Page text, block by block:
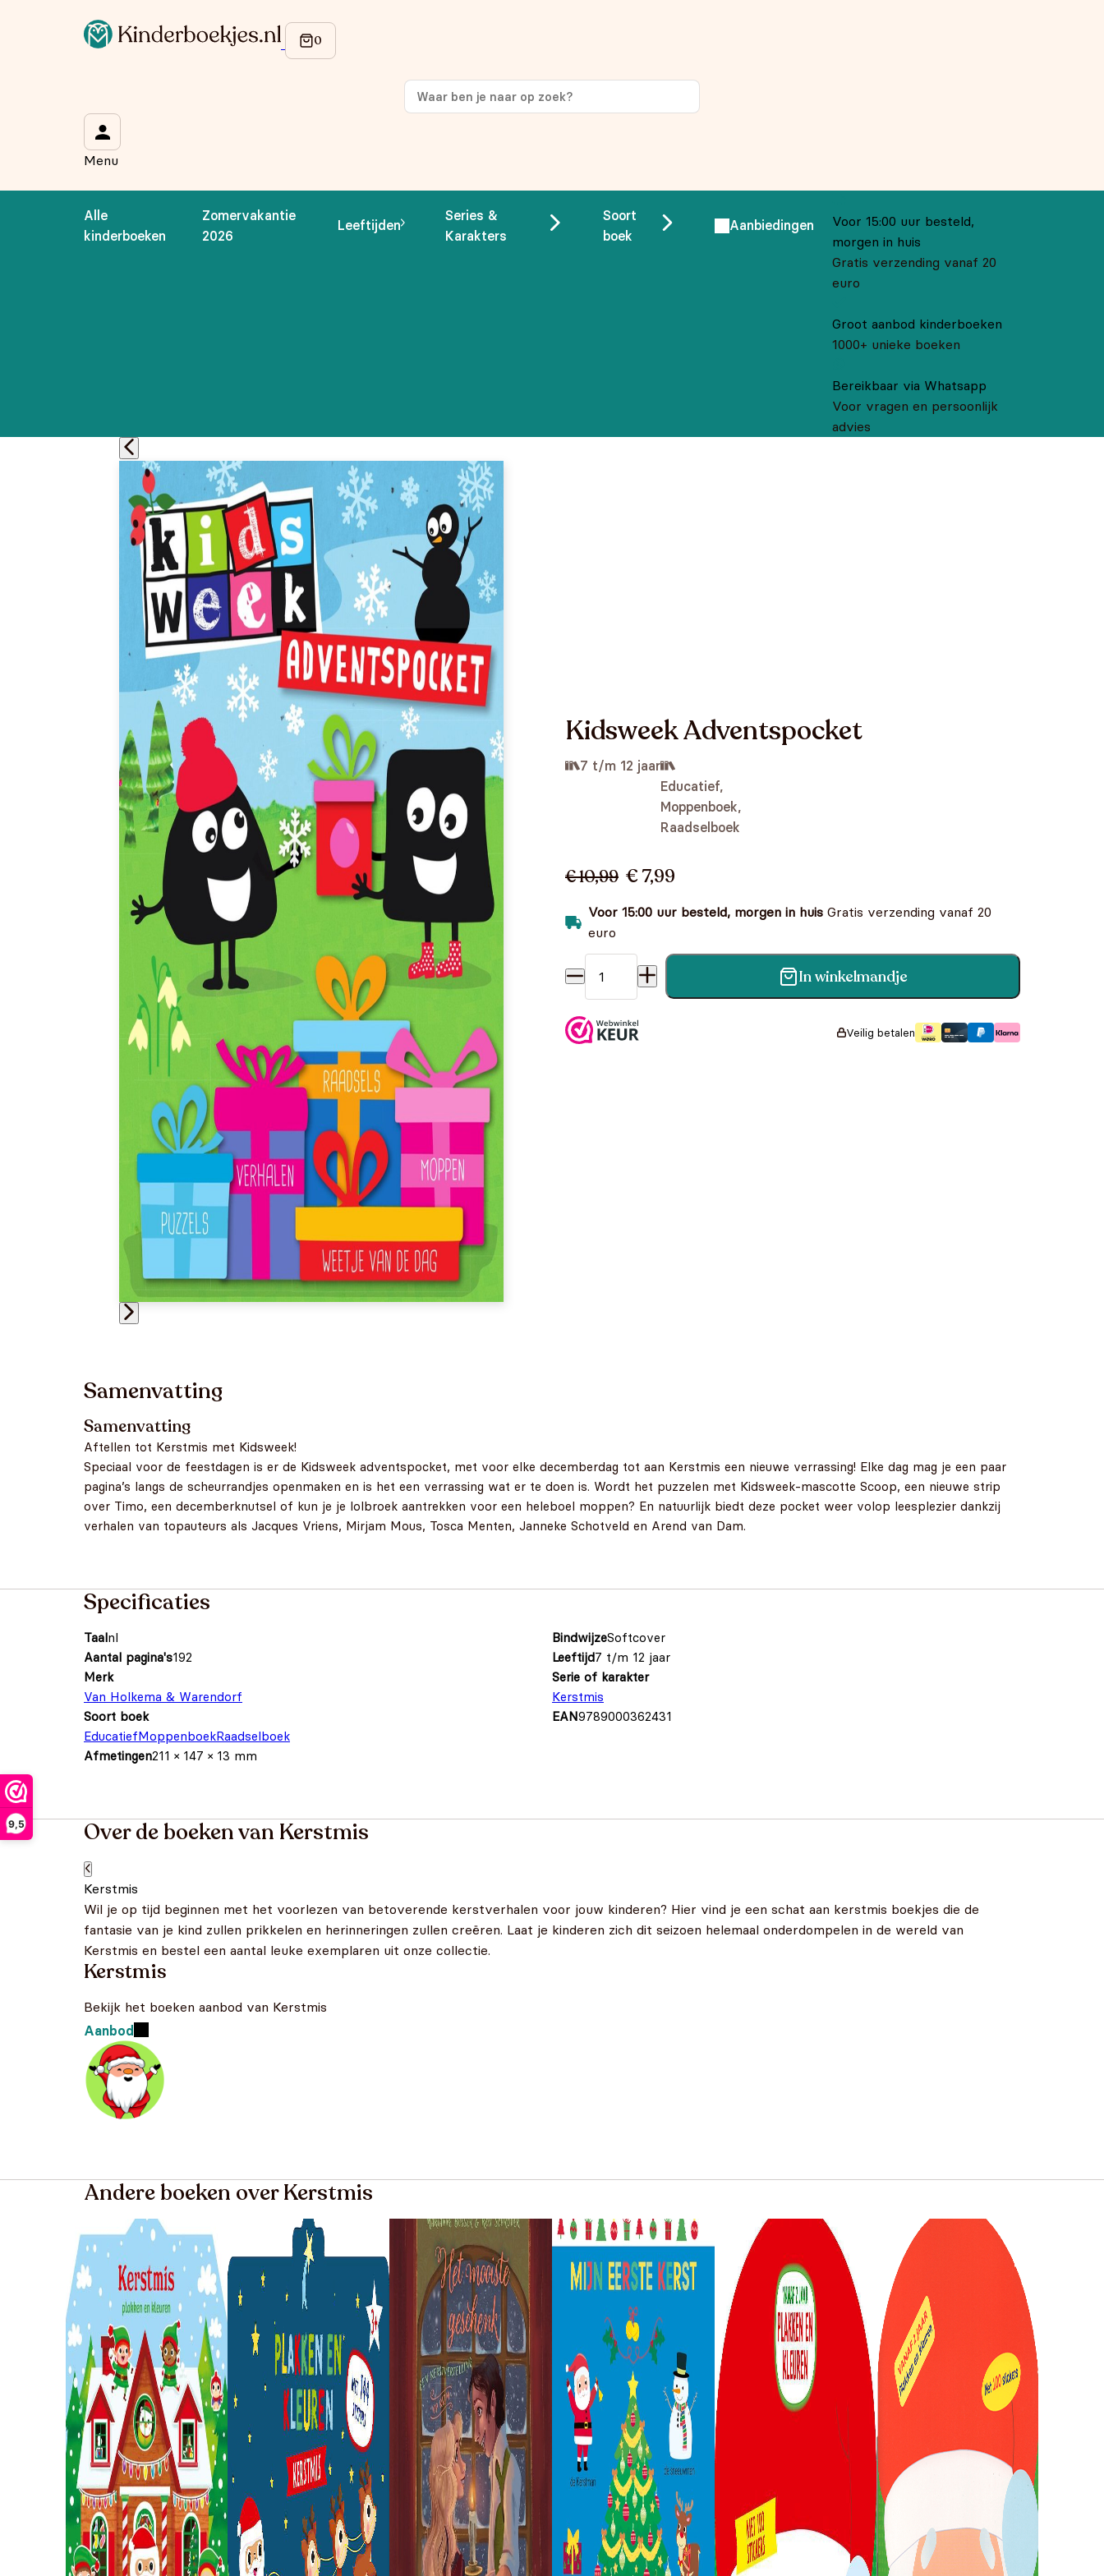
9,5
Menu
Alle
kinderboeken
Zomervakantie
2026
Leeftijden
Series &
Karakters
Soort
boek
Aanbiedingen
Voor 15:00 uur besteld,
morgen in huis
Gratis verzending vanaf 20
euro
Groot aanbod kinderboeken
1000+ unieke boeken
Bereikbaar via Whatsapp
Voor vragen en persoonlijk
advies
Kidsweek Adventspocket
7 t/m 12 jaar
Educatief,
Moppenboek,
Raadselboek
€ 10,99 € 7,99
Voor 15:00 uur besteld, morgen in huis Gratis verzending vanaf 20
euro
Kidsweek Adventspocket aantal In winkelmandje
Veilig betalen
Samenvatting
Samenvatting
Aftellen tot Kerstmis met Kidsweek!
Speciaal voor de feestdagen is er de Kidsweek adventspocket, met voor elke decemberdag tot aan Kerstmis een nieuwe verrassing! Elke dag mag je een paar
pagina’s langs de scheurrandjes openmaken en is het een verrassing wat er te doen is. Wordt het puzzelen met Kidsweek-mascotte Scoop, een nieuwe strip
over Timo, een decemberknutsel of kun je je lolbroek aantrekken voor een heleboel moppen? En natuurlijk biedt deze pocket weer volop leesplezier dankzij
verhalen van topauteurs als Jacques Vriens, Mirjam Mous, Tosca Menten, Janneke Schotveld en Arend van Dam.
Specificaties
Taalnl BindwijzeSoftcover
Aantal pagina's192 Leeftijd7 t/m 12 jaar
Merk
Van Holkema & Warendorf
Serie of karakter
Kerstmis
Soort boek
EducatiefMoppenboekRaadselboek
EAN9789000362431
Afmetingen211 × 147 × 13 mm
Over de boeken van Kerstmis
Kerstmis
Wil je op tijd beginnen met het voorlezen van betoverende kerstverhalen voor jouw kinderen? Hier vind je een schat aan kerstmis boekjes die de
fantasie van je kind zullen prikkelen en herinneringen zullen creëren. Laat je kinderen zich dit seizoen helemaal onderdompelen in de wereld van
Kerstmis en bestel een aantal leuke exemplaren uit onze collectie.
Kerstmis
Bekijk het boeken aanbod van Kerstmis
Aanbod
Andere boeken over Kerstmis
Op de hoogte blijven van onze acties?
op je eerste aankoop!
Wat is je voornaam?
Aanmelden